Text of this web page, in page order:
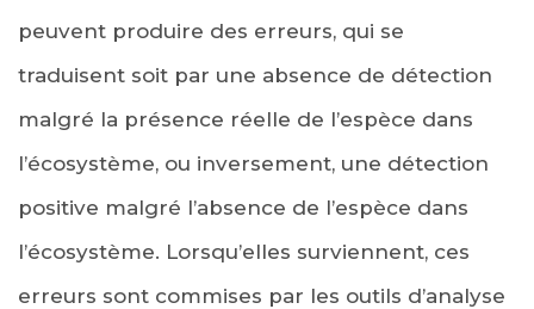
peuvent produire des erreurs, qui se
traduisent soit par une absence de détection
malgré la présence réelle de l’espèce dans
l’écosystème, ou inversement, une détection
positive malgré l’absence de l’espèce dans
l’écosystème. Lorsqu’elles surviennent, ces
erreurs sont commises par les outils d’analyse